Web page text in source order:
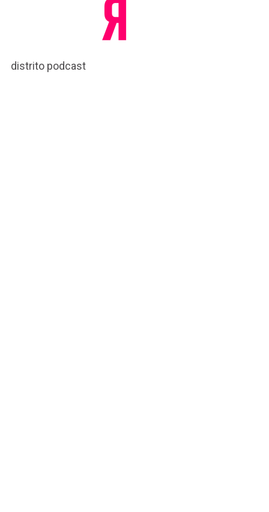
distrito podcast